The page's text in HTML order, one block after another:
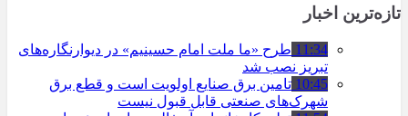
تازه‌ترین اخبار
11:34 طرح «ما ملت امام حسینیم» در دیوارنگاره‌های
تبریز نصب شد
10:45 تامین برق صنایع اولویت است و قطع برق
شهرک‌های صنعتی قابل قبول نیست